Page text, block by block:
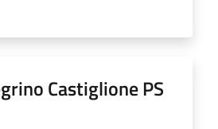
Castiglione PS